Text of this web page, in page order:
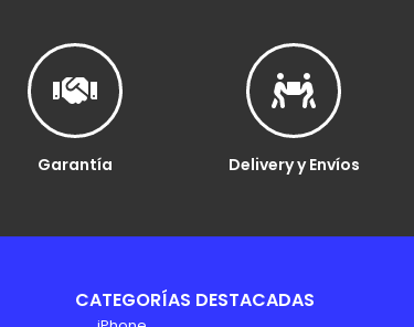
Garantía Delivery y Envíos
CATEGORÍAS DESTACADAS